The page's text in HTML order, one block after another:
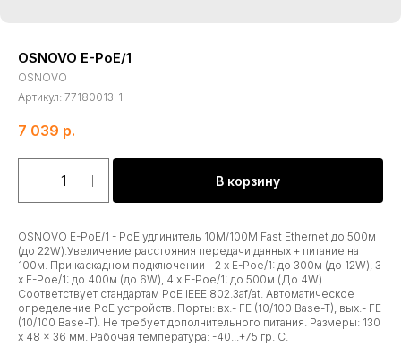
OSNOVO E-PoE/1
OSNOVO
Артикул: 77180013-1
7 039 р.
В корзину
OSNOVO E-PoE/1 - PoE удлинитель 10M/100M Fast Ethernet до 500м
(до 22W).Увеличение расстояния передачи данных + питание на
100м. При каскадном подключении - 2 x E-Poe/1: до 300м (до 12W), 3
x E-Poe/1: до 400м (до 6W), 4 x E-Poe/1: до 500м (До 4W).
Соответствует стандартам PoE IEEE 802.3af/at. Автоматическое
определение PoE устройств. Порты: вх.- FE (10/100 Base-T), вых.- FE
(10/100 Base-T). Не требует дополнительного питания. Размеры: 130
x 48 x 36 мм. Рабочая температура: -40...+75 гр. С.